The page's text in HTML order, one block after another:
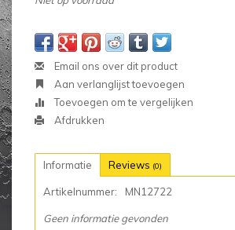
Email ons over dit product
Aan verlanglijst toevoegen
Toevoegen om te vergelijken
Afdrukken
Informatie Reviews (0)
Artikelnummer: MN12722
Geen informatie gevonden